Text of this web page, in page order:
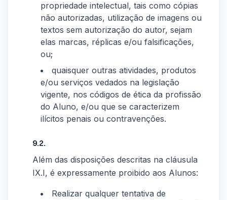
propriedade intelectual, tais como cópias
não autorizadas, utilização de imagens ou
textos sem autorização do autor, sejam
elas marcas, réplicas e/ou falsificações,
ou;
quaisquer outras atividades, produtos
e/ou serviços vedados na legislação
vigente, nos códigos de ética da profissão
do Aluno, e/ou que se caracterizem
ilícitos penais ou contravenções.
9.2.
Além das disposições descritas na cláusula
IX.I, é expressamente proibido aos Alunos:
Realizar qualquer tentativa de